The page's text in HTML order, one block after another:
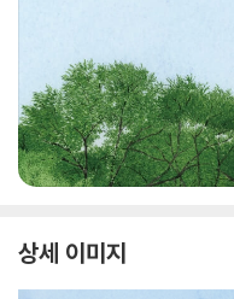
상세 이미지